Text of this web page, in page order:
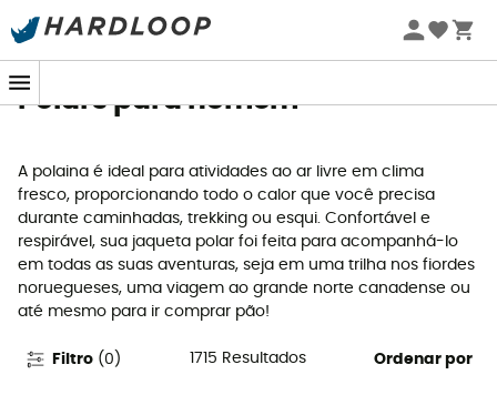
Promoções de verão 🔥 -5% EXTRA a partir de 2 produtos*
Polars para homem
A polaina é ideal para atividades ao ar livre em clima
fresco, proporcionando todo o calor que você precisa
durante caminhadas, trekking ou esqui. Confortável e
respirável, sua jaqueta polar foi feita para acompanhá-lo
em todas as suas aventuras, seja em uma trilha nos fiordes
noruegueses, uma viagem ao grande norte canadense ou
até mesmo para ir comprar pão!
Filtro (0 ) 1715 Resultados Ordenar por